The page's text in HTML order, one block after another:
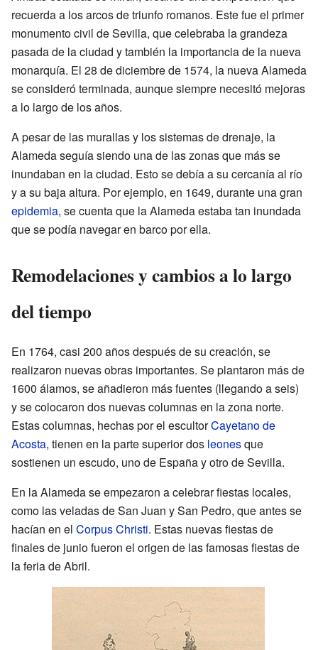
recuerda a los arcos de triunfo romanos. Este fue el primer
monumento civil de Sevilla, que celebraba la grandeza
pasada de la ciudad y también la importancia de la nueva
monarquía. El 28 de diciembre de 1574, la nueva Alameda
se consideró terminada, aunque siempre necesitó mejoras
a lo largo de los años.
A pesar de las murallas y los sistemas de drenaje, la
Alameda seguía siendo una de las zonas que más se
inundaban en la ciudad. Esto se debía a su cercanía al río
y a su baja altura. Por ejemplo, en 1649, durante una gran
epidemia, se cuenta que la Alameda estaba tan inundada
que se podía navegar en barco por ella.
Remodelaciones y cambios a lo largo
del tiempo
En 1764, casi 200 años después de su creación, se
realizaron nuevas obras importantes. Se plantaron más de
1600 álamos, se añadieron más fuentes (llegando a seis)
y se colocaron dos nuevas columnas en la zona norte.
Estas columnas, hechas por el escultorCayetano de
Acosta, tienen en la parte superior dos leonesque
sostienen un escudo, uno de España y otro de Sevilla.
En la Alameda se empezaron a celebrar fiestas locales,
como las veladas de San Juan y San Pedro, que antes se
hacían en el Corpus Christi. Estas nuevas fiestas de
finales de junio fueron el origen de las famosas fiestas de
la feria de Abril.